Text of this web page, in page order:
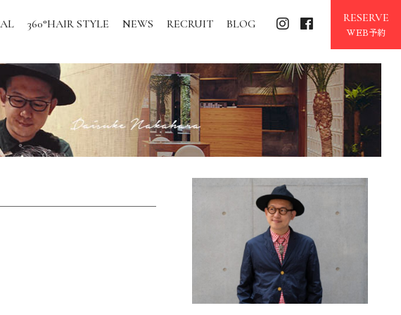
360°HAIR STYLE NEWS RECRUIT BLOG RESERVE
WEB予約